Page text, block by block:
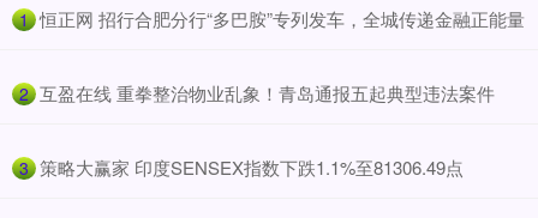
1 ​恒正网 招行合肥分行“多巴胺”专列发车，全城传递金融正能量
2 ​互盈在线 重拳整治物业乱象！青岛通报五起典型违法案件
3 ​策略大赢家 印度SENSEX指数下跌1.1%至81306.49点